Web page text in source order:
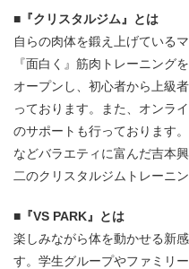
■『クリスタルジム』とは
自らの肉体を鍛え上げている
『面白く』筋肉トレーニング
オープンし、初心者から上級
っております。また、オンラ
のサポートも行っております
などバラエティに富んだ吉本
二のクリスタルジムトレーニ
■『VS PARK』とは
楽しみながら体を動かせる新
す。学生グループやファミリ